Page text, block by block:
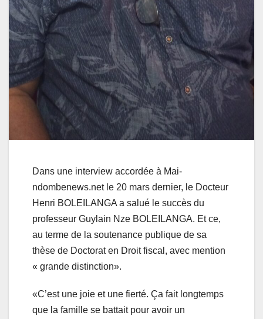
Dans une interview accordée à Mai-
ndombenews.net le 20 mars dernier, le Docteur
Henri BOLEILANGA a salué le succès du
professeur Guylain Nze BOLEILANGA. Et ce,
au terme de la soutenance publique de sa
thèse de Doctorat en Droit fiscal, avec mention
« grande distinction».
«C’est une joie et une fierté. Ça fait longtemps
que la famille se battait pour avoir un